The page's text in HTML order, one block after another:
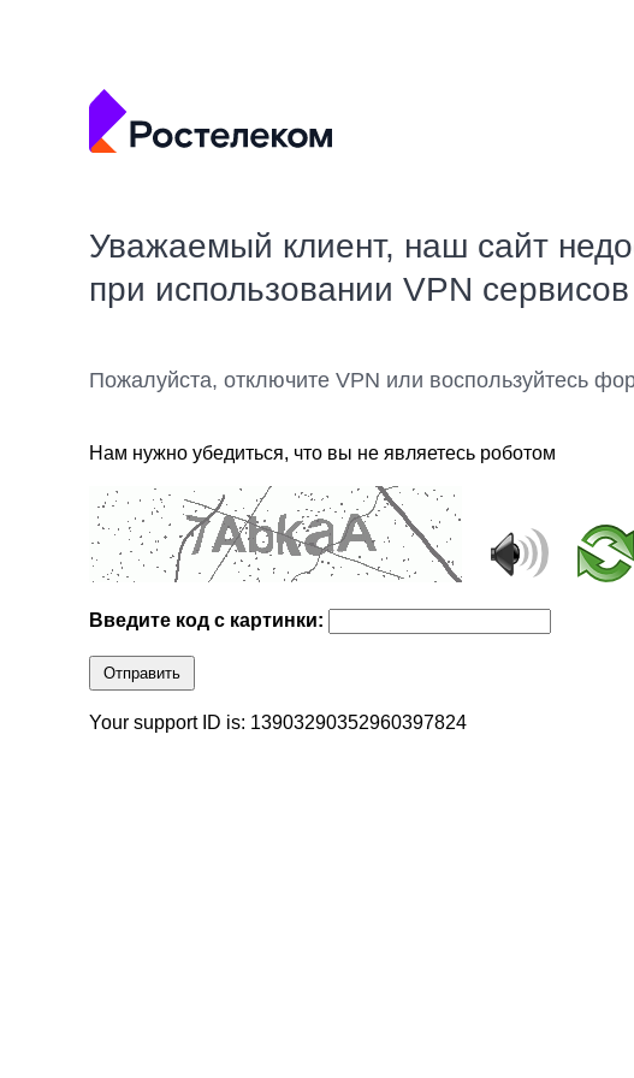
Уважаемый клиент, наш сайт
при использовании VPN сервисов
Пожалуйста, отключите VPN или воспользуйтесь
Нам нужно убедиться, что вы не являетесь роботом
Введите код с картинки:
Отправить
Your support ID is: 13903290352960397824